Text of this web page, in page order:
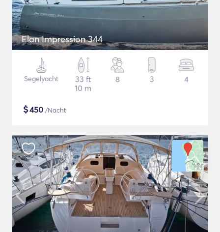
Elan Impression 344
Segelyacht
33 ft
10 m
8 3 4
$450 /Nacht